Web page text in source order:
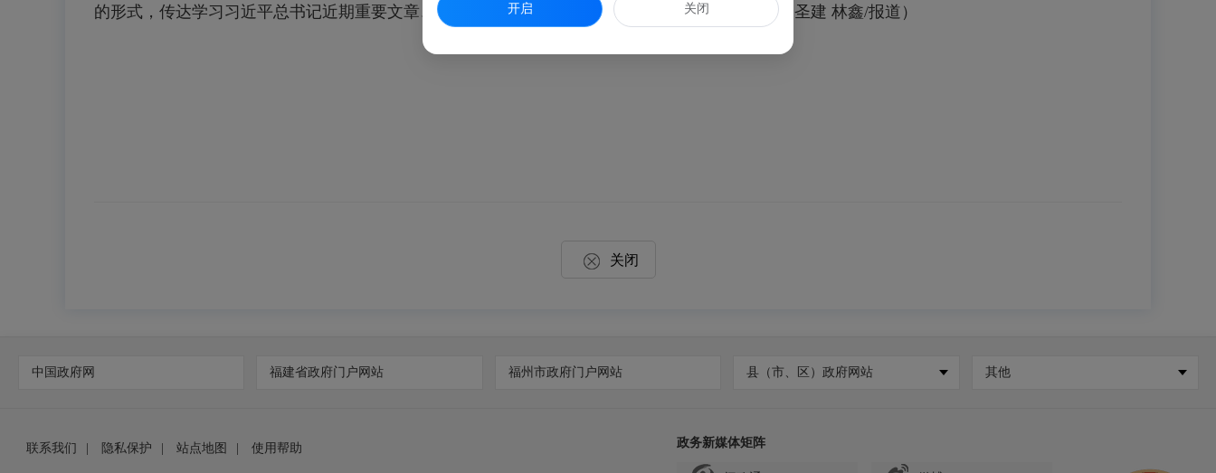
的形式，传达学习习近平总书记近期重要文章、讲话、指示精神，研究县政府初步贯彻意见。（余圣建 林鑫/报道）
关闭
中国政府网 福建省政府门户网站 福州市政府门户网站 县（市、区）政府网站 其他
联系我们 隐私保护 站点地图 使用帮助 政务新媒体矩阵
开启 关闭